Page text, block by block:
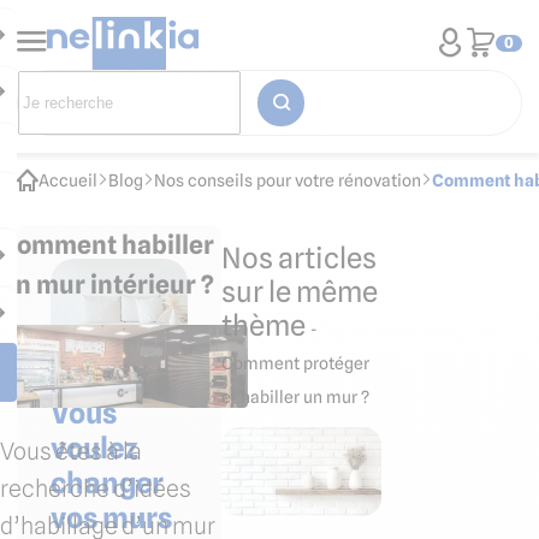
0
Accueil Blog Nos conseils pour votre rénovation Comment
Comment habiller
un mur intérieur ?
Vous êtes à la
recherche d’idées
d’habillage d’un mur
Vous
voulez
changer
vos murs
Nos articles
sur le même
thème -
Comment protéger
et habiller un mur ?